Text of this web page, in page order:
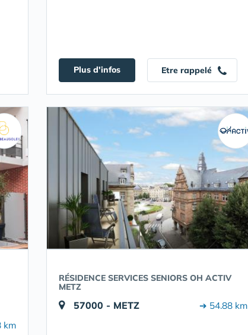
Plus d'infos Etre rappelé
km
RÉSIDENCE SERVICES SENIORS OH ACTIV
METZ
57000 - METZ ➔ 54.88 km